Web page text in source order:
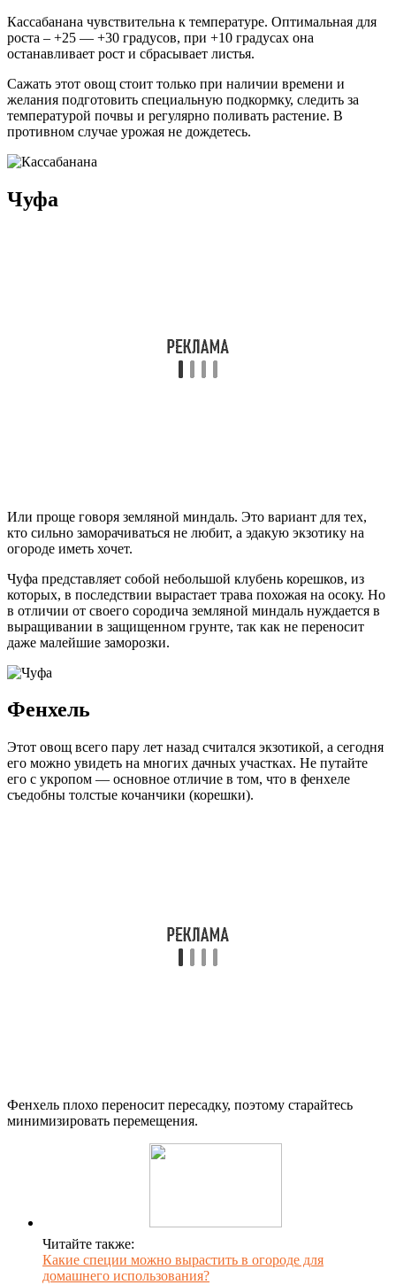
Кассабанана чувствительна к температуре. Оптимальная для
роста – +25 — +30 градусов, при +10 градусах она
останавливает рост и сбрасывает листья.
Сажать этот овощ стоит только при наличии времени и
желания подготовить специальную подкормку, следить за
температурой почвы и регулярно поливать растение. В
противном случае урожая не дождетесь.
Чуфа
Или проще говоря земляной миндаль. Это вариант для тех,
кто сильно заморачиваться не любит, а эдакую экзотику на
огороде иметь хочет.
Чуфа представляет собой небольшой клубень корешков, из
которых, в последствии вырастает трава похожая на осоку. Но
в отличии от своего сородича земляной миндаль нуждается в
выращивании в защищенном грунте, так как не переносит
даже малейшие заморозки.
Фенхель
Этот овощ всего пару лет назад считался экзотикой, а сегодня
его можно увидеть на многих дачных участках. Не путайте
его с укропом — основное отличие в том, что в фенхеле
съедобны толстые кочанчики (корешки).
Фенхель плохо переносит пересадку, поэтому старайтесь
минимизировать перемещения.
Читайте также:
Какие специи можно вырастить в огороде для
домашнего использования?